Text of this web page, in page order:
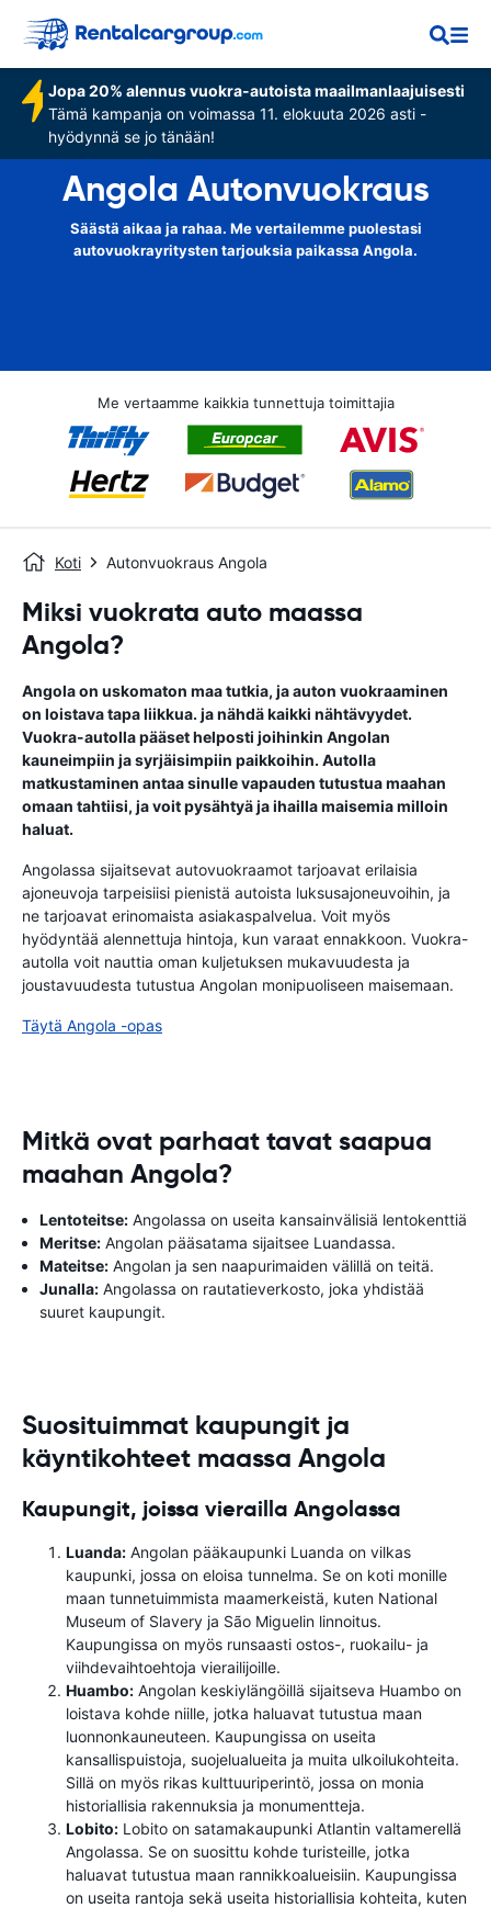
Jopa 20% alennus vuokra-autoista maailmanlaajuisesti
Tämä kampanja on voimassa 11. elokuuta 2026 asti -
hyödynnä se jo tänään!
Angola Autonvuokraus
Säästä aikaa ja rahaa. Me vertailemme puolestasi
autovuokrayritysten tarjouksia paikassa Angola.
Me vertaamme kaikkia tunnettuja toimittajia
Koti Autonvuokraus Angola
Miksi vuokrata auto maassa
Angola?
Angola on uskomaton maa tutkia, ja auton vuokraaminen
on loistava tapa liikkua. ja nähdä kaikki nähtävyydet.
Vuokra-autolla pääset helposti joihinkin Angolan
kauneimpiin ja syrjäisimpiin paikkoihin. Autolla
matkustaminen antaa sinulle vapauden tutustua maahan
omaan tahtiisi, ja voit pysähtyä ja ihailla maisemia milloin
haluat.
Angolassa sijaitsevat autovuokraamot tarjoavat erilaisia ​​
ajoneuvoja tarpeisiisi pienistä autoista luksusajoneuvoihin, ja
ne tarjoavat erinomaista asiakaspalvelua. Voit myös
hyödyntää alennettuja hintoja, kun varaat ennakkoon. Vuokra-
autolla voit nauttia oman kuljetuksen mukavuudesta ja
joustavuudesta tutustua Angolan monipuoliseen maisemaan.
Täytä Angola -opas
Mitkä ovat parhaat tavat saapua
maahan Angola?
Lentoteitse: Angolassa on useita kansainvälisiä lentokenttiä
Meritse: Angolan pääsatama sijaitsee Luandassa.
Mateitse: Angolan ja sen naapurimaiden välillä on teitä.
Junalla: Angolassa on rautatieverkosto, joka yhdistää
suuret kaupungit.
Suosituimmat kaupungit ja
käyntikohteet maassa Angola
Kaupungit, joissa vierailla Angolassa
Luanda: Angolan pääkaupunki Luanda on vilkas
kaupunki, jossa on eloisa tunnelma. Se on koti monille
maan tunnetuimmista maamerkeistä, kuten National
Museum of Slavery ja São Miguelin linnoitus.
Kaupungissa on myös runsaasti ostos-, ruokailu- ja
viihdevaihtoehtoja vierailijoille.
Huambo: Angolan keskiylängöillä sijaitseva Huambo on
loistava kohde niille, jotka haluavat tutustua maan
luonnonkauneuteen. Kaupungissa on useita
kansallispuistoja, suojelualueita ja muita ulkoilukohteita.
Sillä on myös rikas kulttuuriperintö, jossa on monia
historiallisia rakennuksia ja monumentteja.
Lobito: Lobito on satamakaupunki Atlantin valtamerellä
Angolassa. Se on suosittu kohde turisteille, jotka
haluavat tutustua maan rannikkoalueisiin. Kaupungissa
on useita rantoja sekä useita historiallisia kohteita, kuten